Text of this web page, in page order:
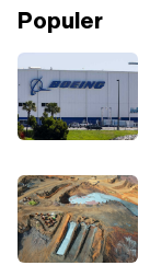
Populer